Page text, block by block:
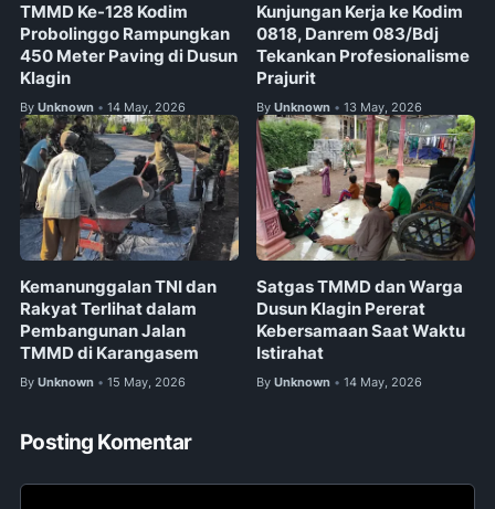
TMMD Ke-128 Kodim
Probolinggo Rampungkan
450 Meter Paving di Dusun
Klagin
By Unknown • 14 May, 2026
Kunjungan Kerja ke Kodim
0818, Danrem 083/Bdj
Tekankan Profesionalisme
Prajurit
By Unknown • 13 May, 2026
Kemanunggalan TNI dan
Rakyat Terlihat dalam
Pembangunan Jalan
TMMD di Karangasem
By Unknown • 15 May, 2026
Satgas TMMD dan Warga
Dusun Klagin Pererat
Kebersamaan Saat Waktu
Istirahat
By Unknown • 14 May, 2026
Posting Komentar